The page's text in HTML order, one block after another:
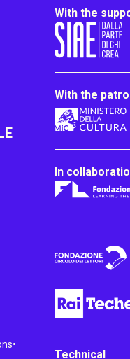
•
With the
With the
In
Technical